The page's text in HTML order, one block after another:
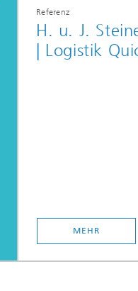
Referenz
H. u. J.
| Logistik
MEHR